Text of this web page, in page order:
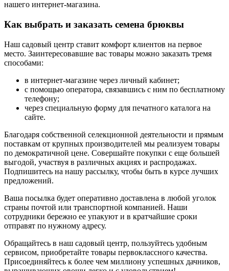
нашего интернет-магазина.
Как выбрать и заказать семена брюквы
Наш садовый центр ставит комфорт клиентов на первое
место. Заинтересовавшие вас товары можно заказать тремя
способами:
в интернет-магазине через личный кабинет;
с помощью оператора, связавшись с ним по бесплатному
телефону;
через специальную форму для печатного каталога на
сайте.
Благодаря собственной селекционной деятельности и прямым
поставкам от крупных производителей мы реализуем товары
по демократичной цене. Совершайте покупки с еще большей
выгодой, участвуя в различных акциях и распродажах.
Подпишитесь на нашу рассылку, чтобы быть в курсе лучших
предложений.
Ваша посылка будет оперативно доставлена в любой уголок
страны почтой или транспортной компанией. Наши
сотрудники бережно ее упакуют и в кратчайшие сроки
отправят по нужному адресу.
Обращайтесь в наш садовый центр, пользуйтесь удобным
сервисом, приобретайте товары первоклассного качества.
Присоединяйтесь к более чем миллиону успешных дачников,